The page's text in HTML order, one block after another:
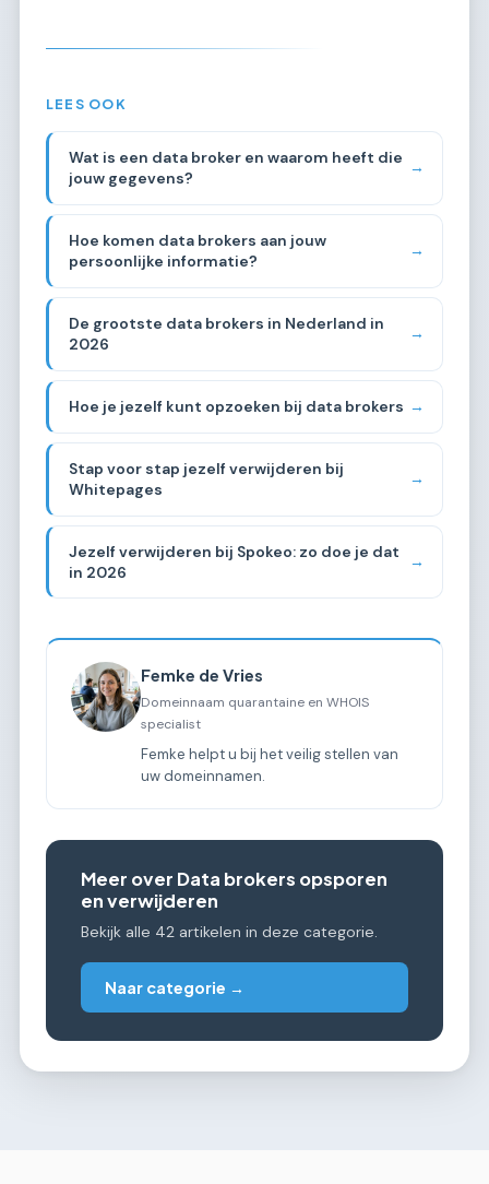
LEES OOK
Wat is een data broker en waarom heeft die
jouw gegevens?
→
Hoe komen data brokers aan jouw
persoonlijke informatie?
→
De grootste data brokers in Nederland in
2026
→
Hoe je jezelf kunt opzoeken bij data brokers →
Stap voor stap jezelf verwijderen bij
Whitepages
→
Jezelf verwijderen bij Spokeo: zo doe je dat
in 2026
→
Femke de Vries
Domeinnaam quarantaine en WHOIS
specialist
Femke helpt u bij het veilig stellen van
uw domeinnamen.
Meer over Data brokers opsporen
en verwijderen
Bekijk alle 42 artikelen in deze categorie.
Naar categorie →